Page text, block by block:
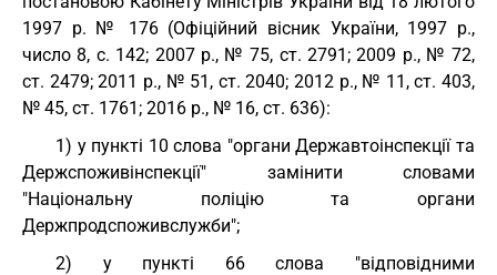
1997 р. № 176 (Офіційний вісник України, 1997 р.,
число 8, с. 142; 2007 р., № 75, ст. 2791; 2009 р., № 72,
ст. 2479; 2011 р., № 51, ст. 2040; 2012 р., № 11, ст. 403,
№ 45, ст. 1761; 2016 р., № 16, ст. 636):
1) у пункті 10 слова "органи Державтоінспекції та
Держспоживінспекції" замінити словами
"Національну поліцію та органи
Держпродспоживслужби";
2) у пункті 66 слова "відповідними